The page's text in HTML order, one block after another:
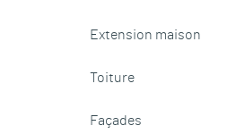
Extension maison
Toiture
Façades